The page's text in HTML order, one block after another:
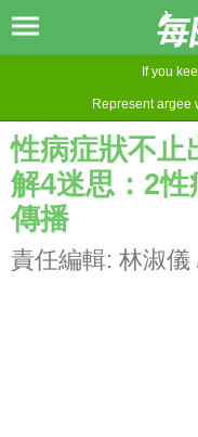
If you
Represent argee
性病症狀不止
解4迷思：2
傳播
責任編輯: 林淑儀